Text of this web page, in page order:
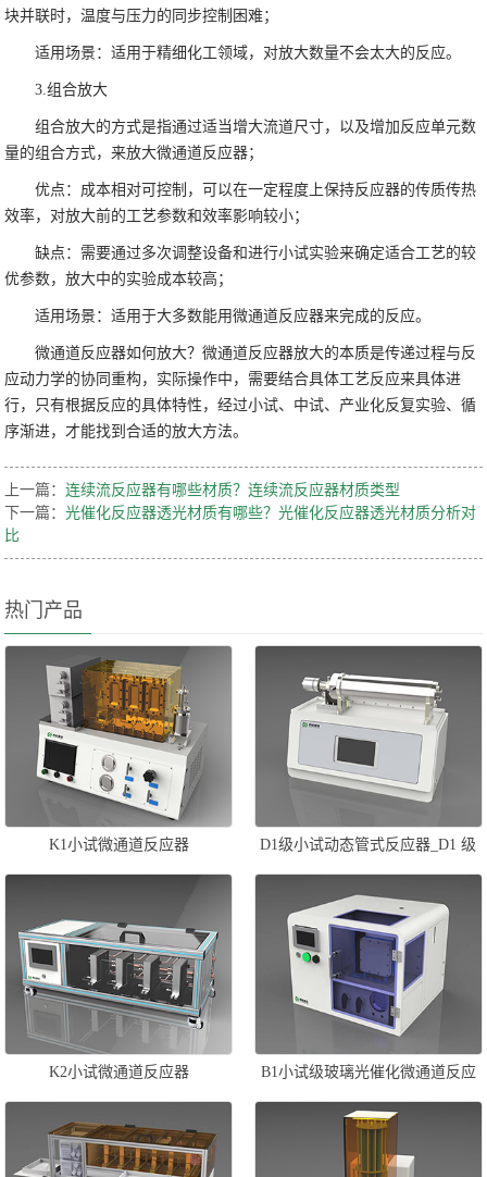
块并联时，温度与压力的同步控制困难；
适用场景：适用于精细化工领域，对放大数量不会太大的反应。
3.组合放大
组合放大的方式是指通过适当增大流道尺寸，以及增加反应单元数
量的组合方式，来放大微通道反应器；
优点：成本相对可控制，可以在一定程度上保持反应器的传质传热
效率，对放大前的工艺参数和效率影响较小；
缺点：需要通过多次调整设备和进行小试实验来确定适合工艺的较
优参数，放大中的实验成本较高；
适用场景：适用于大多数能用微通道反应器来完成的反应。
微通道反应器如何放大？微通道反应器放大的本质是传递过程与反
应动力学的协同重构，实际操作中，需要结合具体工艺反应来具体进
行，只有根据反应的具体特性，经过小试、中试、产业化反复实验、循
序渐进，才能找到合适的放大方法。
上一篇：连续流反应器有哪些材质？连续流反应器材质类型
下一篇：光催化反应器透光材质有哪些？光催化反应器透光材质分析对
比
热门产品
K1小试微通道反应器 D1级小试动态管式反应器_D1 级
小试旋切微流场管式反应器
K2小试微通道反应器 B1小试级玻璃光催化微通道反应
器